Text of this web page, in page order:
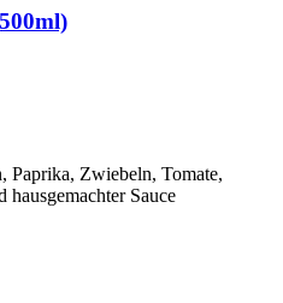
Paprika, Zwiebeln, Tomate,
Sauce